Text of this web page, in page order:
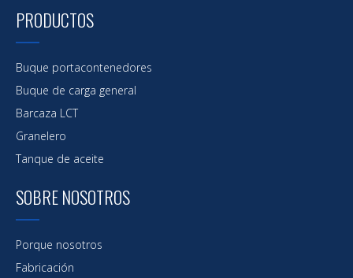
PRODUCTOS
Buque portacontenedores
Buque de carga general
Barcaza LCT
Granelero
Tanque de aceite
SOBRE NOSOTROS
Porque nosotros
Fabricación